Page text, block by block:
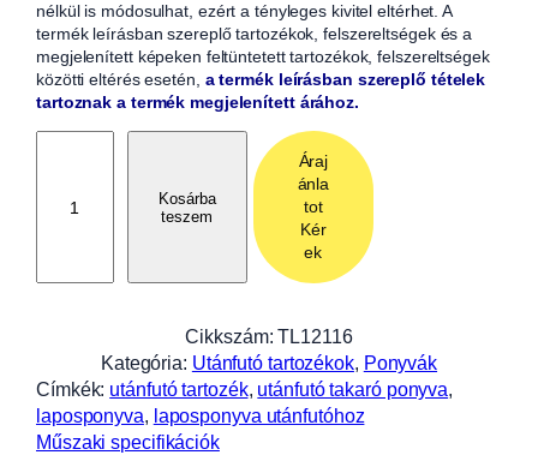
nélkül is módosulhat, ezért a tényleges kivitel eltérhet. A
termék leírásban szereplő tartozékok, felszereltségek és a
megjelenített képeken feltüntetett tartozékok, felszereltségek
közötti eltérés esetén, a termék leírásban szereplő tételek
tartoznak a termék megjelenített árához.
v
a
,
Kosárba
teszem
Áraj
ánla
tot
Kér
ek
Cikkszám: TL12116
Kategória: Utánfutó tartozékok, Ponyvák
Címkék: utánfutó tartozék, utánfutó takaró ponyva
laposponyva, laposponyva utánfutóhoz
Műszaki specifikációk